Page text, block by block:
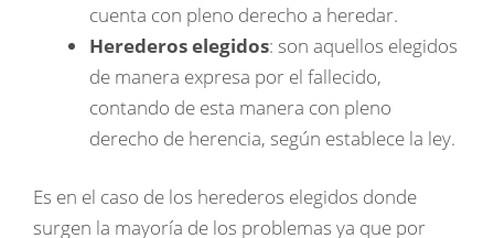
cuenta con pleno derecho a heredar.
Herederos elegidos: son aquellos elegidos
de manera expresa por el fallecido,
contando de esta manera con pleno
derecho de herencia, según establece la ley.
Es en el caso de los herederos elegidos donde
surgen la mayoría de los problemas ya que por